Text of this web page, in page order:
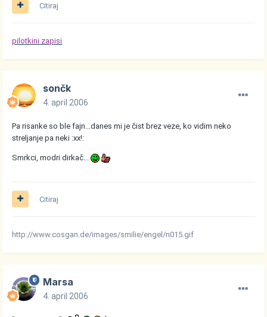
Citiraj
pilotkini zapisi
sončk
4. april 2006
Pa risanke so ble fajn...danes mi je čist brez veze, ko vidim neko
streljanje pa neki :xx!:
Smrkci, modri dirkač...
Citiraj
http://www.cosgan.de/images/smilie/engel/n015.gif
Marsa
4. april 2006